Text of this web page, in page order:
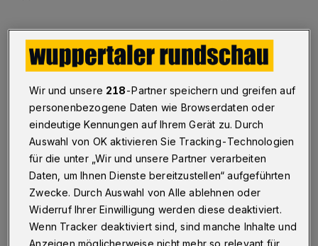
Klare Aussagen zu Booster-
Impfung gefordert
Wuppertal· Hans Georg Heldmann, der
Kreisvorsitzende der Senioren-Union in Wuppertal,
verlangt „klare Hinweise zuständiger politischer und
fachspezifischer Kommissionen und Gremien zu
brennenden Fragen rund um die Auffrischung von
Corona-Schutzimpfungen“.
Wir und unsere 218-Partner speichern und greifen auf
personenbezogene Daten wie Browserdaten oder
eindeutige Kennungen auf Ihrem Gerät zu. Durch
Auswahl von OK aktivieren Sie Tracking-Technologien
für die unter „Wir und unsere Partner verarbeiten
Daten, um Ihnen Dienste bereitzustellen“ aufgeführten
Zwecke. Durch Auswahl von Alle ablehnen oder
Widerruf Ihrer Einwilligung werden diese deaktiviert.
Wenn Tracker deaktiviert sind, sind manche Inhalte und
Anzeigen möglicherweise nicht mehr so relevant für